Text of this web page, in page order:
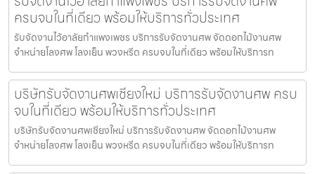
ครบจบในที่เดียว พร้อมให้บริการทั่วประเทศ
รับจัดงานไว้อาลัยกำแพงเพชร บริการรับจัดงานศพ จัดดอกไม้งานศพ
จำหน่ายโลงศพ โลงเย็น พวงหรีด ครบจบในที่เดียว พร้อมให้บริการท
บริษัทรับจัดงานศพเชียงใหม่ บริการรับจัดงานศพ ครบ
จบในที่เดียว พร้อมให้บริการทั่วประเทศ
บริษัทรับจัดงานศพเชียงใหม่ บริการรับจัดงานศพ จัดดอกไม้งานศพ
จำหน่ายโลงศพ โลงเย็น พวงหรีด ครบจบในที่เดียว พร้อมให้บริการท